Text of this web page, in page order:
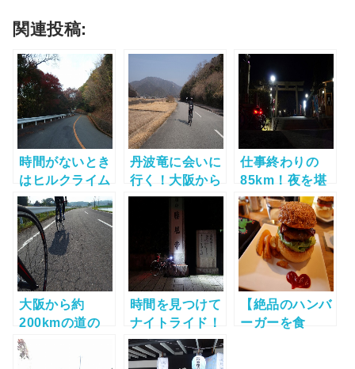
関連投稿:
時間がないとき
はヒルクライム
だ！五月山～勝
尾寺を走る！
丹波竜に会いに
行く！大阪から
篠山を巡るロン
グライド
195km！
仕事終わりの
85km！夜を堪
能する妙見山ナ
イトライドへ！
大阪から約
200kmの道の
り！鈴鹿山脈を
越えて彦根へ行
時間を見つけて
ナイトライド！
大阪市内から夜
の勝尾寺へ！
【絶品のハンバ
ーガーを食